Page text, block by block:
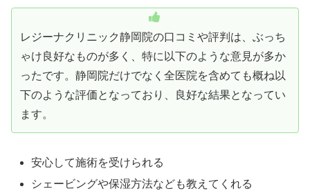
レジーナクリニック静岡院の口コミや評判は、ぶっち
ゃけ良好なものが多く、特に以下のような意見が多か
ったです。静岡院だけでなく全医院を含めても概ね以
下のような評価となっており、良好な結果となってい
ます。
安心して施術を受けられる
シェービングや保湿方法なども教えてくれる